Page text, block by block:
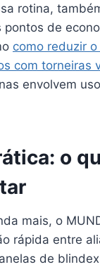
rotina,
pontos de
como reduzir
com torneiras
envolvem
o
mais, o
rápida entre
de